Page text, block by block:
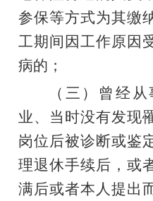
参保等方式为其缴
工期间因工作原因
病的；
（三）曾经
业、当时没有发现
岗位后被诊断或鉴
理退休手续后，或
满后或者本人提出